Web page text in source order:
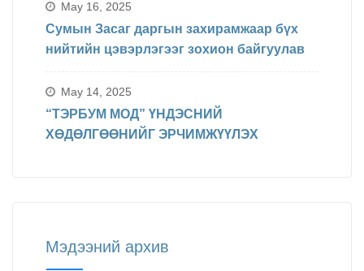
явагдахаар болсон.
May 16, 2025
Сумын Засаг даргын захирамжаар бүх
нийтийн цэвэрлэгээг зохион байгуулав
May 14, 2025
“ТЭРБУМ МОД” ҮНДЭСНИЙ
ХӨДӨЛГӨӨНИЙГ ЭРЧИМЖҮҮЛЭХ
Мэдээний архив